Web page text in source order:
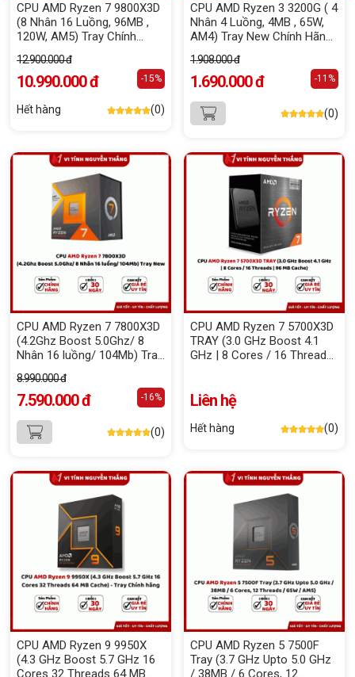
CPU AMD Ryzen 7 9800X3D
(8 Nhân 16 Luồng, 96MB ,
120W, AM5) Tray Chính
12.900.000 đ
10.990.000 đ -15%
Hết hàng (0)
CPU AMD Ryzen 3 3200G ( 4
Nhân 4 Luồng, 4MB , 65W,
AM4) Tray New Chính Hãng
1.908.000 đ
1.690.000 đ -11%
(0)
CPU AMD Ryzen 7 7800X3D
(4.2Ghz Boost 5.0Ghz/ 8
Nhân 16 luồng/ 104Mb) Tray
8.990.000 đ
7.590.000 đ -16%
(0)
CPU AMD Ryzen 7 5700X3D
TRAY (3.0 GHz Boost 4.1
GHz | 8 Cores / 16 Threads
Liên hệ
Hết hàng (0)
CPU AMD Ryzen 9 9950X
(4.3 GHz Boost 5.7 GHz 16
Cores 32 Threads 64 MB
CPU AMD Ryzen 5 7500F
Tray (3.7 GHz Upto 5.0 GHz
/ 38MB / 6 Cores, 12